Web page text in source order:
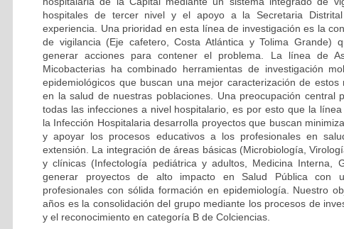
hospitales de tercer nivel y el apoyo a la Secretaria
experiencia. Una prioridad en esta línea de investigación es la
de vigilancia (Eje cafetero, Costa Atlántica y Tolima Grande)
generar acciones para contener el problema. La línea de
Micobacterias ha combinado herramientas de investigación
epidemiológicos que buscan una mejor caracterización de
en la salud de nuestras poblaciones. Una preocupación central
todas las infecciones a nivel hospitalario, es por esto que la
la Infección Hospitalaria desarrolla proyectos que buscan
y apoyar los procesos educativos a los profesionales en
extensión. La integración de áreas básicas (Microbiología,
y clínicas (Infectología pediátrica y adultos, Medicina Interna,
generar proyectos de alto impacto en Salud Pública con
profesionales con sólida formación en epidemiología. Nuestro
años es la consolidación del grupo mediante los procesos de
y el reconocimiento en categoría B de Colciencias.